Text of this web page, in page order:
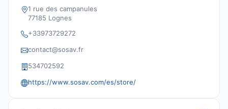
1 rue des campanules
77185 Lognes
+33973729272
contact@sosav.fr
534702592
https://www.sosav.com/es/store/